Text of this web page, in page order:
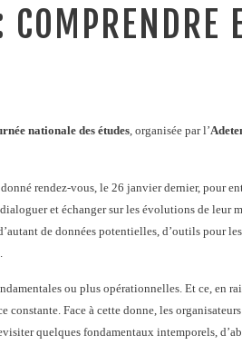
nationale des études , organisée par l’
rendez-vous, le 26 janvier dernier, pour
et échanger sur les évolutions de leur
de données potentielles, d’outils pour
ou plus opérationnelles. Et ce, en
Face à cette donne, les
quelques fondamentaux intemporels,